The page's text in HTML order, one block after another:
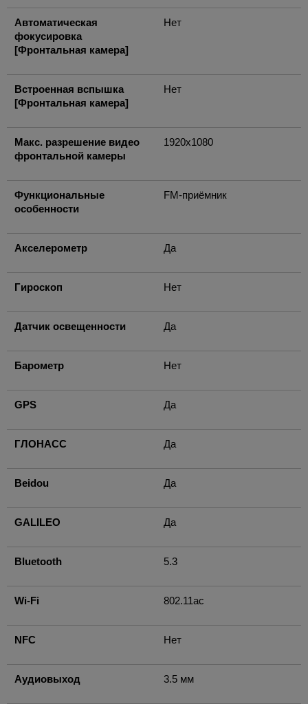
Автоматическая
фокусировка
[Фронтальная камера]
Нет
Встроенная вспышка
[Фронтальная камера]
Нет
Макс. разрешение видео
фронтальной камеры
1920x1080
Функциональные
особенности
FM-приёмник
Акселерометр Да
Гироскоп Нет
Датчик освещенности Да
Барометр Нет
GPS Да
ГЛОНАСС Да
Beidou Да
GALILEO Да
Bluetooth 5.3
Wi-Fi 802.11ac
NFC Нет
Аудиовыход 3.5 мм